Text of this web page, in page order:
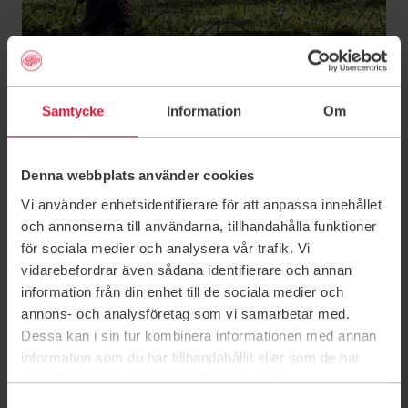
Samtycke Information Om
Denna webbplats använder cookies
Vi använder enhetsidentifierare för att anpassa innehållet
och annonserna till användarna, tillhandahålla funktioner
för sociala medier och analysera vår trafik. Vi
vidarebefordrar även sådana identifierare och annan
information från din enhet till de sociala medier och
annons- och analysföretag som vi samarbetar med.
Dessa kan i sin tur kombinera informationen med annan
information som du har tillhandahållit eller som de har
samlat in när du har använt deras tjänster.
Parc du
Cinquantenaire,
entrée de la Mérode
Entraînement en plein air
Avenue de Tervueren
Cinquantenaire Park, Merode entrance